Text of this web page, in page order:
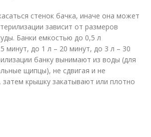
стенок бачка, иначе она может
зависит от размеров
Банки емкостью до 0,5 л
минут, до 1 л – 20 минут, до 3 л – 30
банку вынимают из воды (для
щипцы), не сдвигая и не
крышку закатывают или плотно